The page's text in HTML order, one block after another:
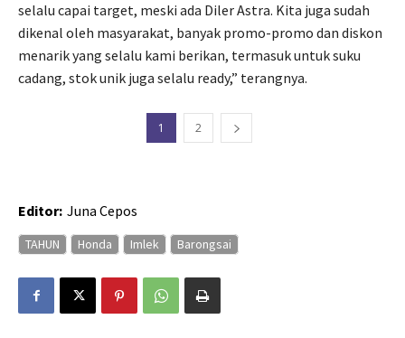
selalu capai target, meski ada Diler Astra. Kita juga sudah
dikenal oleh masyarakat, banyak promo-promo dan diskon
menarik yang selalu kami berikan, termasuk untuk suku
cadang, stok unik juga selalu ready,” terangnya.
1 2
Editor: Juna Cepos
TAHUN Honda Imlek Barongsai